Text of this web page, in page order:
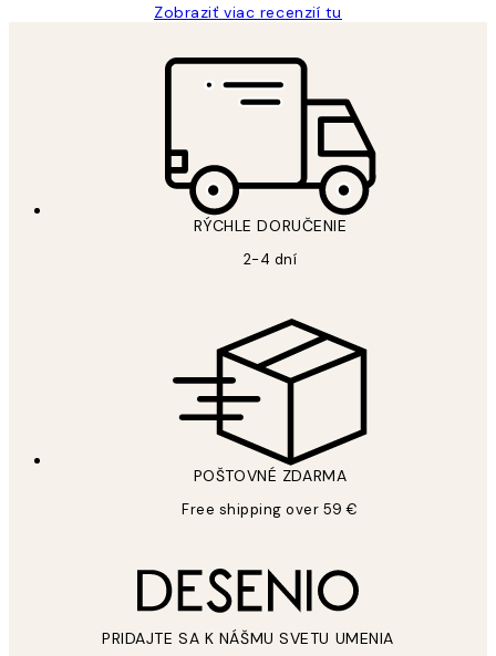
Zobraziť viac recenzií tu
RÝCHLE DORUČENIE
2-4 dní
POŠTOVNÉ ZDARMA
Free shipping over 59 €
PRIDAJTE SA K NÁŠMU SVETU UMENIA